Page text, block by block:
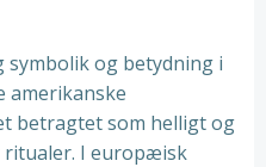
og betydning i
amerikanske
betragtet som helligt og
ritualer. I europæisk